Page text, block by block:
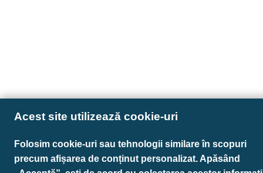
Acest site utilizează cookie-uri
Folosim cookie-uri sau tehnologii similare în scopuri
precum afișarea de conținut personalizat. Apăsând